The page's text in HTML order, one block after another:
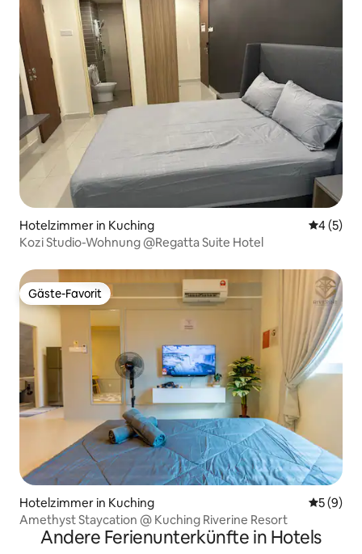
Hotelzimmer in Kuching
4 (5)
Kozi Studio-Wohnung @Regatta Suite Hotel
Gäste-Favorit
Gäste-Favorit
Hotelzimmer in Kuching
5 (9)
Amethyst Staycation @ Kuching Riverine Resort
Andere Ferienunterkünfte in Hotels